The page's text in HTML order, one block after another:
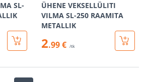
SL-
ÜHENE VEKSELLÜLITI
VILMA SL-250 RAAMITA
METALLIK
2.99 € /tk